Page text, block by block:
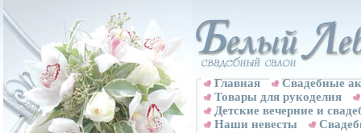
Главная
Свадебные
Товары для рукоделия
Детские вечерние и
Наши невесты